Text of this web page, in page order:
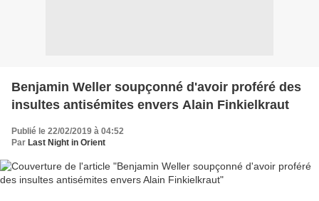
Benjamin Weller soupçonné d'avoir proféré des
insultes antisémites envers Alain Finkielkraut
Publié le 22/02/2019 à 04:52
Par Last Night in Orient